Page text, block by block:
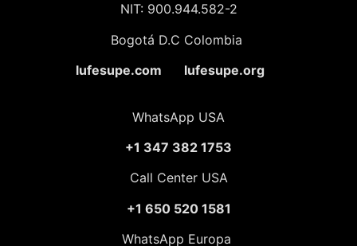
NIT: 900.944.582-2
Bogotá D.C Colombia
lufesupe.com lufesupe.org
WhatsApp USA
+1 347 382 1753
Call Center USA
+1 650 520 1581
WhatsApp Europa